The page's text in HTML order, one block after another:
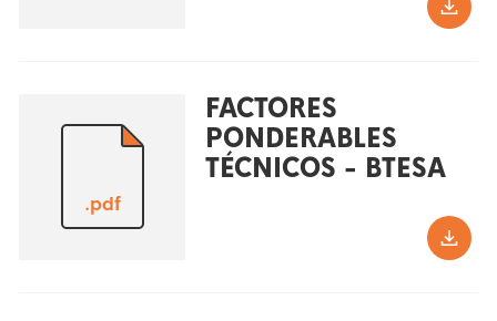
.pdf
FACTORES
PONDERABLES
TÉCNICOS - BTESA